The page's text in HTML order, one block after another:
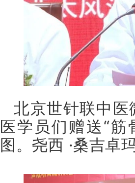
北京世针联中
医学员们赠送“
图。尧西 ·桑吉卓